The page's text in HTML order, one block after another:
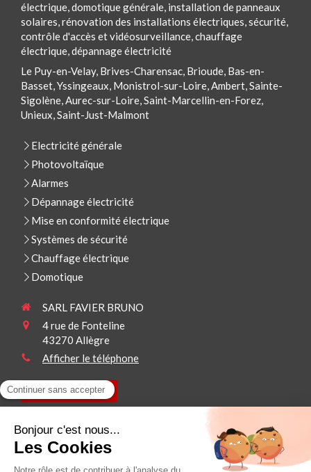
électrique, domotique générale, installation de panneaux
solaires, rénovation des installations électriques, sécurité,
contrôle d'accès et vidéosurveillance, chauffage
électrique, dépannage électricité
Le Puy-en-Velay, Brives-Charensac, Brioude, Bas-en-
Basset, Yssingeaux, Monistrol-sur-Loire, Ambert, Sainte-
Sigolène, Aurec-sur-Loire, Saint-Marcellin-en-Forez,
Unieux, Saint-Just-Malmont
Electricité générale
Photovoltaïque
Alarmes
Dépannage électricité
Mise en conformité électrique
Systèmes de sécurité
Chauffage électrique
Domotique
SARL FAVIER BRUNO
4 rue de Fonteline
43270 Allègre
Afficher le téléphone
Demander un devis
Plan du site
Mentions légales